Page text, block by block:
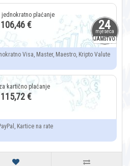
24
mjeseca
JAMSTVO
106,46 €
Visa, Master, Maestro, Kripto Valute
115,72 €
Kartice na rate